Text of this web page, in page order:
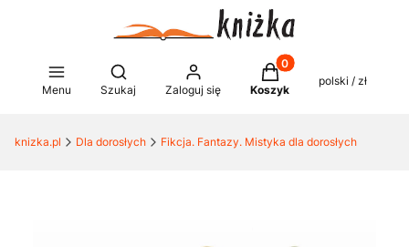
Menu
Otwórz wyszukiwarkę
Szukaj Zaloguj się
Produkty w koszyku:
Koszyk
polski / zł
knizka.pl Dla dorosłych Fikcja. Fantazy. Mistyka dla dorosłych